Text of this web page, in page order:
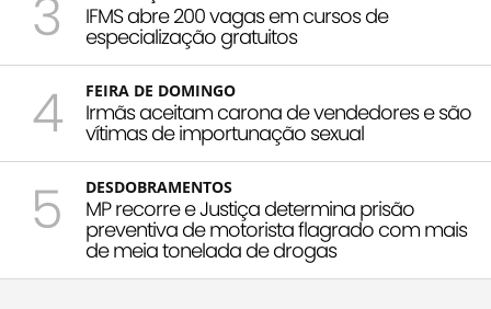
3 IFMS abre 200 vagas em cursos de
especialização gratuitos
4 FEIRA DE DOMINGO
Irmãs aceitam carona de vendedores e são
vítimas de importunação sexual
5 DESDOBRAMENTOS
MP recorre e Justiça determina prisão
preventiva de motorista flagrado com mais
de meia tonelada de drogas